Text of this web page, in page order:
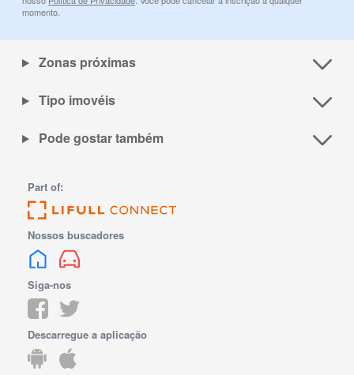
momento.
Zonas próximas
Tipo imovéis
Pode gostar também
Part of:
Nossos buscadores
Siga-nos
Descarregue a aplicação